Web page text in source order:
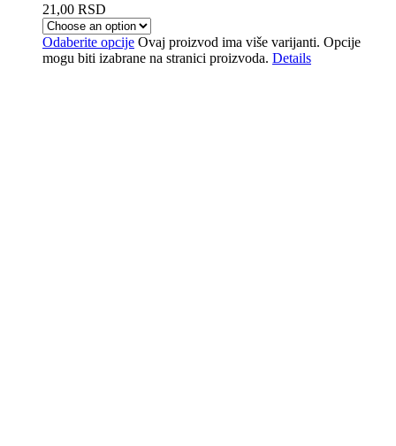
21,00 RSD
Odaberite opcije Ovaj proizvod ima više varijanti. Opcije
mogu biti izabrane na stranici proizvoda. Details